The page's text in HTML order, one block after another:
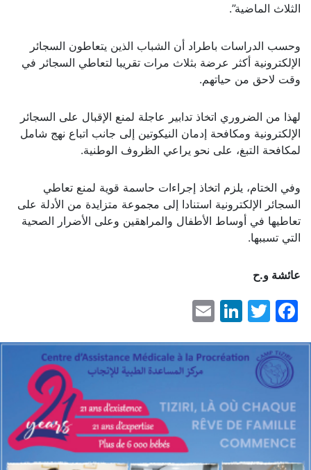
الثلاث الماضية”.
وحسب الدراسات باطراد أن الشباب الذين يتعاطون السجائر
الإلكترونية أكثر عرضة بثلاث مرات تقريبا لتعاطي السجائر في
وقت لاحق من حياتهم.
لهذا من الضروري اتخاذ تدابير عاجلة لمنع الإقبال على السجائر
الإلكترونية ومكافحة إدمان النيكوتين إلى جانب اتباع نهج شامل
لمكافحة التبغ، على نحو يراعي الظروف الوطنية.
وفي الختام، يلزم اتخاذ إجراءات حاسمة قوية لمنع تعاطي
السجائر الإلكترونية استنادا إلى مجموعة متزايدة من الأدلة على
تعاطيها في أوساط الأطفال والمراهقين وعلى الأضرار الصحية
التي تسببها.
عائشة و.ح
Facebook
Twitter
LinkedIn